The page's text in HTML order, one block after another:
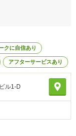
クに自信あり
アフターサービスあり
ル1-D